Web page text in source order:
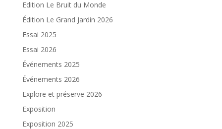
Edition Le Bruit du Monde
Édition Le Grand Jardin 2026
Essai 2025
Essai 2026
Événements 2025
Événements 2026
Explore et préserve 2026
Exposition
Exposition 2025